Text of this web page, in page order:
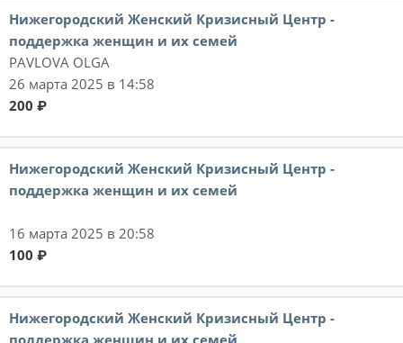
Нижегородский Женский Кризисный Центр -
поддержка женщин и их семей
PAVLOVA OLGA
26 марта 2025 в 14:58
200 ₽
Нижегородский Женский Кризисный Центр -
поддержка женщин и их семей
16 марта 2025 в 20:58
100 ₽
Нижегородский Женский Кризисный Центр -